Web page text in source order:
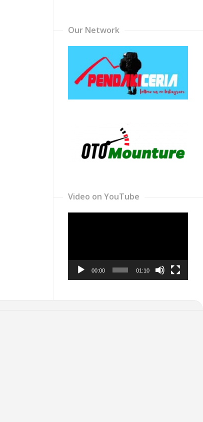
Our Network
Video on YouTube
00:00 01:10